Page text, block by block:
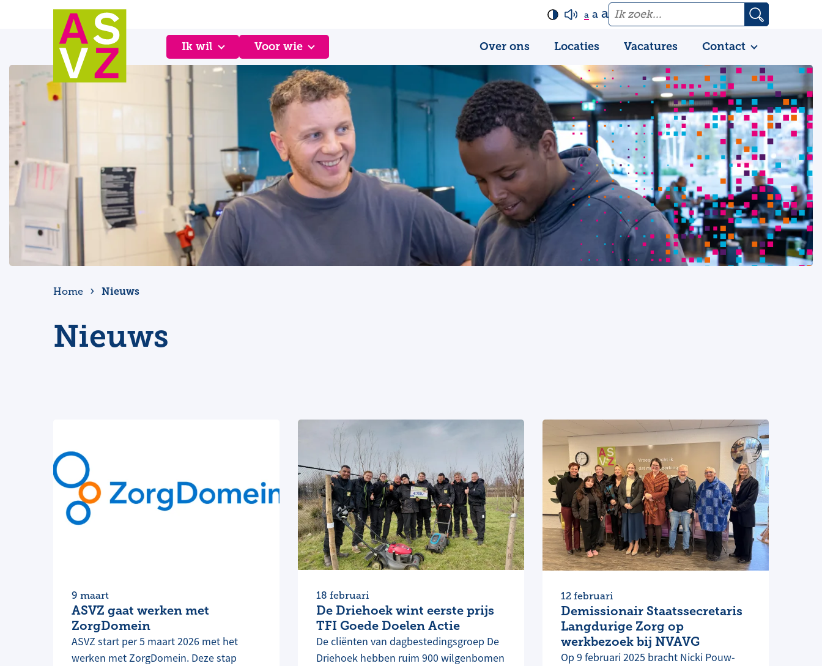
a a a
Ik wil Voor wie Over ons Locaties Vacatures Contact
Home Nieuws
Nieuws
ASVZ gaat werken met
ZorgDomein
9 maart
ASVZ start per 5 maart 2026 met het
werken met ZorgDomein. Deze stap
De Driehoek wint eerste prijs
TFI Goede Doelen Actie
18 februari
De cliënten van dagbestedingsgroep De
Driehoek hebben ruim 900 wilgenbomen
Demissionair Staatssecretaris
Langdurige Zorg op
werkbezoek bij NVAVG
12 februari
Op 9 februari 2025 bracht Nicki Pouw-